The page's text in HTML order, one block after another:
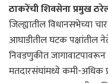
ठाकरेंची शिवसेना प्रमुख
जिल्ह्यातील विधानसभेच्या
आघाडीतील घटक पक्षांतील
निवडणुकीत
मतदारसंघांमध्ये कमी-अधिक